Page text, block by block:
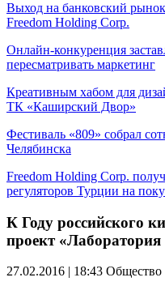
Выход на банковский
Freedom Holding Corp.
Онлайн-конкуренция
пересматривать маркетинг
Креативным хабом для
ТК «Каширский Двор»
Фестиваль «809» собрал
Челябинска
Freedom Holding Corp.
регуляторов Турции на
К Году российского
проект «Лаборатория
27.02.2016 | 18:43 Общество